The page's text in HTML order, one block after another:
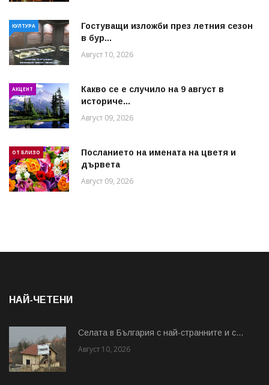
КУЛТУРА
Гостуващи изложби през летния сезон
в бур...
Август 10, 2026
АКЦЕНТ
Какво се е случило на 9 август в
историче...
Август 09, 2026
ОТ БЛИЗО
Посланието на имената на цветя и
дървета
Август 09, 2026
НАЙ-ЧЕТЕНИ
Cелата в България с най-странните и с...
Август 10, 2026